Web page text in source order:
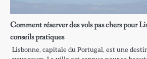
Comment réserver des vols pas chers pour
conseils pratiques
Lisbonne, capitale du Portugal, est une